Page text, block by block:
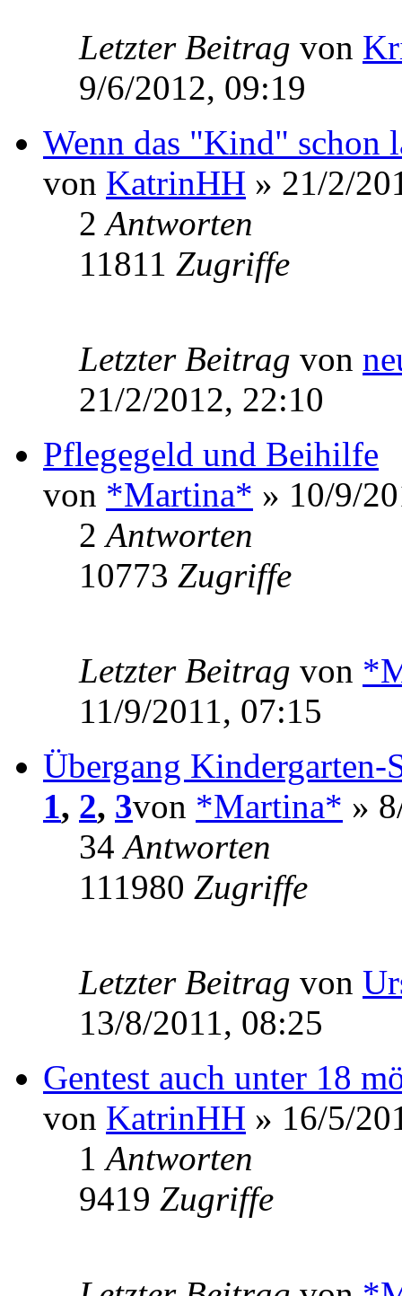
Letzter Beitrag von
9/6/2012, 09:19
Wenn das "Kind" schon
von KatrinHH » 21/2/
2Antworten
11811 Zugriffe
Letzter Beitrag von
21/2/2012, 22:10
Pflegegeld und Beihilfe
von *Martina* » 10/9/
2Antworten
10773 Zugriffe
Letzter Beitrag von
11/9/2011, 07:15
Übergang Kindergarten-
1, 2, 3von *Martina* »
34Antworten
111980 Zugriffe
Letzter Beitrag von
13/8/2011, 08:25
Gentest auch unter 18
von KatrinHH » 16/5/
1Antworten
9419 Zugriffe